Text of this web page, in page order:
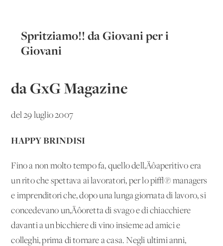
Spritziamo!! da Giovani per i
Giovani
da GxG Magazine
del 29 luglio 2007
HAPPY BRINDISI
Fino a non molto tempo fa, quello dell‚Äôaperitivo era
un rito che spettava ai lavoratori, per lo pi√π managers
e imprenditori che, dopo una lunga giornata di lavoro, si
concedevano un‚Äôoretta di svago e di chiacchiere
davanti a un bicchiere di vino insieme ad amici e
colleghi, prima di tornare a casa. Negli ultimi anni,